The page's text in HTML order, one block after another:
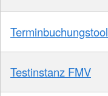
Terminbuchungstool
Testinstanz FMV